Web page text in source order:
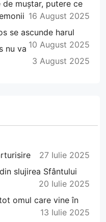
muștar, putere ce
16 August 2025
se ascunde harul
10 August 2025
nu va
3 August 2025
27 Iulie 2025
slujirea Sfântului
20 Iulie 2025
omul care vine în
13 Iulie 2025